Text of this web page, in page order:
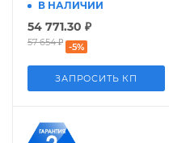
В НАЛИЧИИ
54 771.30 ₽
57 654₽ -5%
ЗАПРОСИТЬ КП